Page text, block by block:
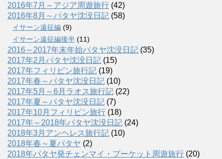
2016年7月～アジア周遊旅行 (42)
2016年8月～パタヤ沈没日記 (58)
イサーン遠征編 (9)
イサーン遠征編後半 (11)
2016～2017年末年始パタヤ沈没日記 (35)
2017年2月パタヤ沈没日記 (15)
2017年フィリピン旅行記 (19)
2017年春～パタヤ沈没日記 (10)
2017年5月～6月ラオス旅行記 (22)
2017年夏～パタヤ沈没日記 (7)
2017年10月フィリピン旅行 (18)
2017年～2018年パタヤ沈没日記 (24)
2018年3月アンヘレス旅行記 (10)
2018年春～夏パタヤ (2)
2018年パタヤ発チェンマイ・プーケット周遊旅行 (20)